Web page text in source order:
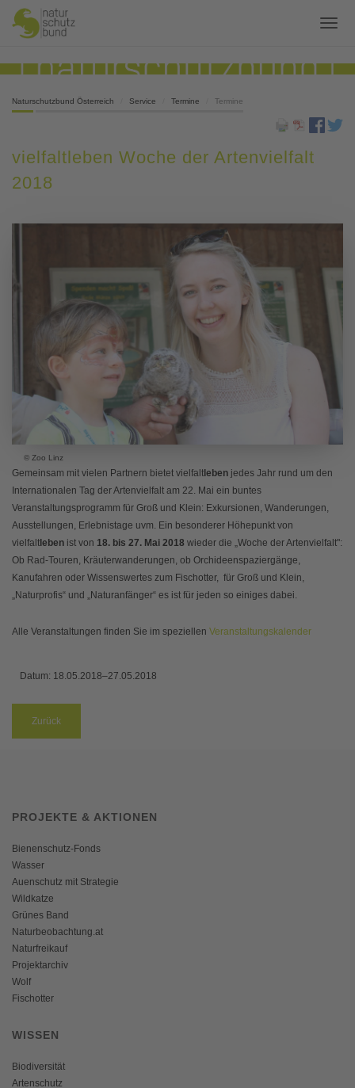
Naturschutzbund Österreich Service Termine Termine
vielfaltleben Woche der Artenvielfalt
2018
© Zoo Linz
Gemeinsam mit vielen Partnern bietet vielfalt leben jedes Jahr rund um den
Internationalen Tag der Artenvielfalt am 22. Mai ein buntes
Veranstaltungsprogramm für Groß und Klein: Exkursionen, Wanderungen,
Ausstellungen, Erlebnistage uvm. Ein besonderer Höhepunkt von
vielfalt leben ist von 18. bis 27. Mai 2018 wieder die „Woche der Artenvielfalt":
Ob Rad-Touren, Kräuterwanderungen, ob Orchideenspaziergänge,
Kanufahren oder Wissenswertes zum Fischotter, für Groß und Klein,
„Naturprofis“ und „Naturanfänger“ es ist für jeden so einiges dabei.
Alle Veranstaltungen finden Sie im speziellen Veranstaltungskalender
Datum: 18.05.2018–27.05.2018
Zurück
PROJEKTE & AKTIONEN
Bienenschutz-Fonds
Wasser
Auenschutz mit Strategie
Wildkatze
Grünes Band
Naturbeobachtung.at
Naturfreikauf
Projektarchiv
Wolf
Fischotter
WISSEN
Biodiversität
Artenschutz